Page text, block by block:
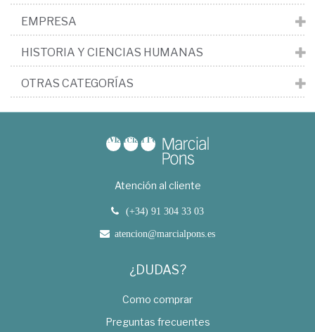
EMPRESA
HISTORIA Y CIENCIAS HUMANAS
OTRAS CATEGORÍAS
Atención al cliente
(+34) 91 304 33 03
atencion@marcialpons.es
¿DUDAS?
Como comprar
Preguntas frecuentes